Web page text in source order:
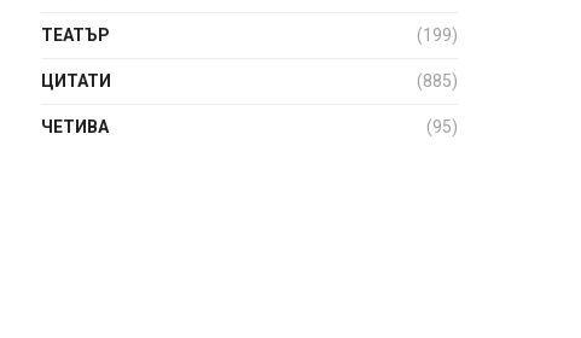
ТЕАТЪР (199)
ЦИТАТИ (885)
ЧЕТИВА (95)